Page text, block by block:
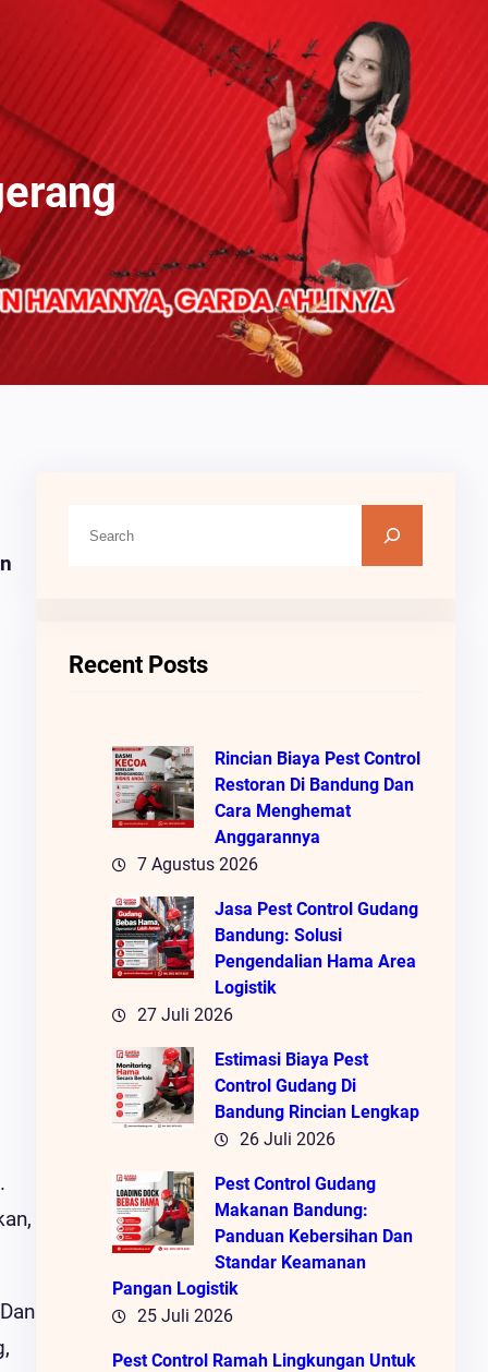
Recent Posts
Rincian Biaya Pest Control
Restoran Di Bandung Dan
Cara Menghemat
Anggarannya
7 Agustus 2026
Jasa Pest Control Gudang
Bandung: Solusi
Pengendalian Hama Area
Logistik
27 Juli 2026
Estimasi Biaya Pest
Control Gudang Di
Bandung Rincian Lengkap
26 Juli 2026
Pest Control Gudang
Makanan Bandung:
Panduan Kebersihan Dan
Standar Keamanan
Pangan Logistik
25 Juli 2026
Pest Control Ramah Lingkungan Untuk